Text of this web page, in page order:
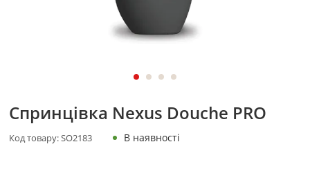
Спринцівка Nexus Douche PRO
Код товару:SO2183 В наявності